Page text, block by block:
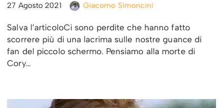
27 Agosto 2021 Giacomo Simoncini
Salva l’articoloCi sono perdite che hanno fatto
scorrere più di una lacrima sulle nostre guance di
fan del piccolo schermo. Pensiamo alla morte di
Cory…